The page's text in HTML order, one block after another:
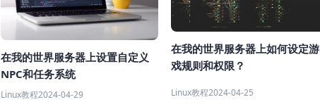
在我的世界服务器上设置自定义
NPC和任务系统
Linux教程2024-04-29
在我的世界服务器上如何设定游
戏规则和权限？
Linux教程2024-04-25